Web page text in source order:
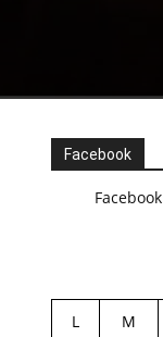
Facebook
Facebook
L M